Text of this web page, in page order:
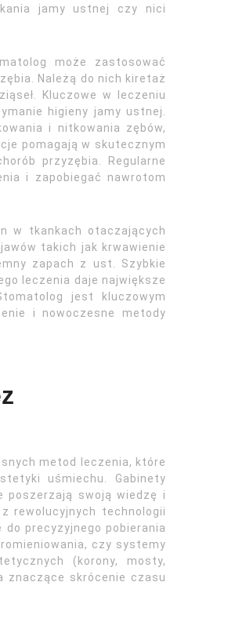
jamy ustnej czy nici
może zastosować
Należą do nich kiretaż
Kluczowe w leczeniu
higieny jamy ustnej.
i nitkowania zębów,
pomagają w skutecznym
przyzębia. Regularne
i zapobiegać nawrotom
w tkankach otaczających
takich jak krwawienie
zapach z ust. Szybkie
leczenia daje największe
jest kluczowym
i nowoczesne metody
metod leczenia, które
uśmiechu. Gabinety
poszerzają swoją wiedzę i
rewolucyjnych technologii
precyzyjnego pobierania
czy systemy
(korony, mosty,
skrócenie czasu